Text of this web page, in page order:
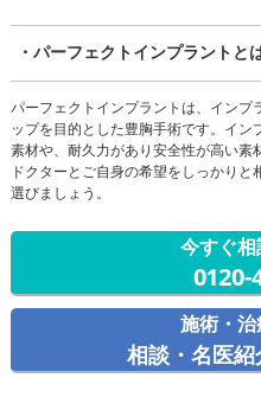
・パーフェクトインプラントと
パーフェクトインプラントは、イン
ップを目的とした豊胸手術です。イ
素材や、耐久力があり安全性が高い素
ドクターとご自身の希望をしっかり
選びましょう。
今すぐ
0120-
施術・
相談・名医